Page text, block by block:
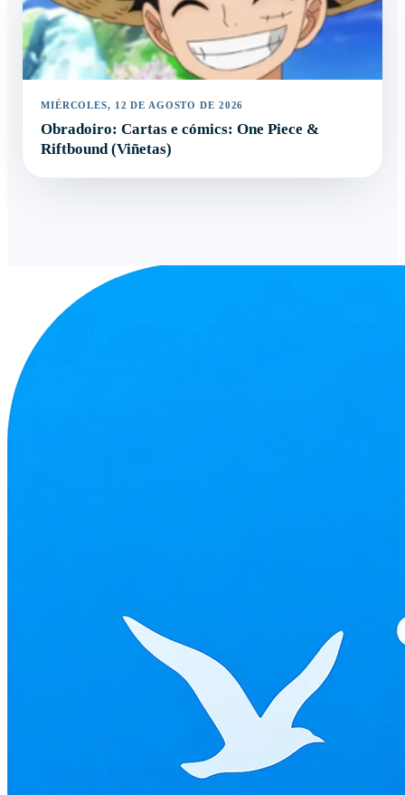
MIÉRCOLES, 12 DE AGOSTO DE 2026
Obradoiro: Cartas e cómics: One Piece &
Riftbound (Viñetas)